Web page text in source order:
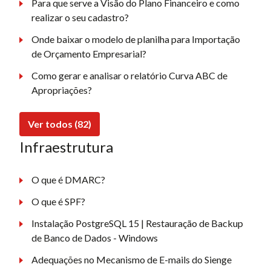
Para que serve a Visão do Plano Financeiro e como
realizar o seu cadastro?
Onde baixar o modelo de planilha para Importação
de Orçamento Empresarial?
Como gerar e analisar o relatório Curva ABC de
Apropriações?
Ver todos (82)
Infraestrutura
O que é DMARC?
O que é SPF?
Instalação PostgreSQL 15 | Restauração de Backup
de Banco de Dados - Windows
Adequações no Mecanismo de E-mails do Sienge